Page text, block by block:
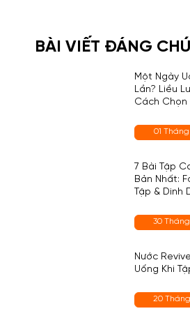
BÀI VIẾT ĐÁNG
Một Ngày
Lần? Liều
Cách Chọn
01
7 Bài Tập
Bản Nhất:
Tập & Dinh
30
Nước
Uống Khi
20